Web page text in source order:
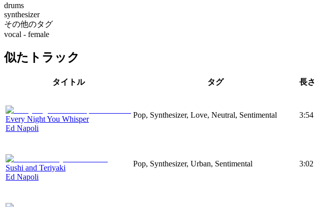
drums
synthesizer
その他のタグ
vocal - female
似たトラック
タイトル タグ 長さ
Every Night You Whisper
Ed Napoli
Pop, Synthesizer, Love, Neutral, Sentimental 3:54
Sushi and Teriyaki
Ed Napoli
Pop, Synthesizer, Urban, Sentimental 3:02